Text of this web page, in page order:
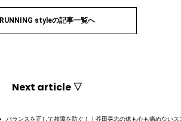
RUNNING styleの記事一覧へ
Next article ▽
バランスを正して故障を防ぐ！｜芥田晃志の体も心も痛めない